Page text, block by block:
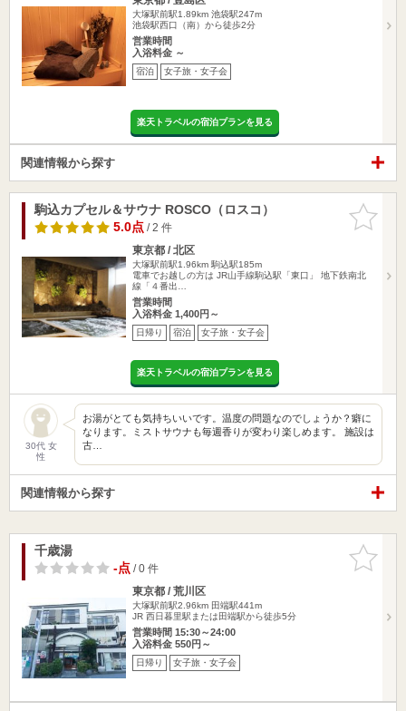
大塚駅前駅1.89km 池袋駅247m
池袋駅西口（南）から徒歩2分
営業時間
入浴料金 ～
宿泊 女子旅・女子会
楽天トラベルの宿泊プランを見る
関連情報から探す
お気に入
りに追加
駒込カプセル＆サウナ ROSCO（ロスコ）
5.0点/ 2 件
東京都 / 北区
大塚駅前駅1.96km 駒込駅185m
電車でお越しの方は JR山手線駒込駅「東口」 地下鉄南北
線「４番出…
営業時間
入浴料金 1,400円～
日帰り 宿泊 女子旅・女子会
楽天トラベルの宿泊プランを見る
30代 女
性
お湯がとても気持ちいいです。温度の問題なのでしょうか？癖に
なります。ミストサウナも毎週香りが変わり楽しめます。 施設は
古…
関連情報から探す
お気に入
りに追加
千歳湯
-点/ 0 件
東京都 / 荒川区
大塚駅前駅2.96km 田端駅441m
JR 西日暮里駅または田端駅から徒歩5分
営業時間 15:30～24:00
入浴料金 550円～
日帰り 女子旅・女子会